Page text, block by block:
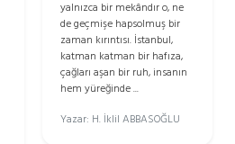
yalnızca bir mekândır o, ne
de geçmişe hapsolmuş bir
zaman kırıntısı. İstanbul,
katman katman bir hafıza,
çağları aşan bir ruh, insanın
hem yüreğinde ...
Yazar: H. İklil ABBASOĞLU